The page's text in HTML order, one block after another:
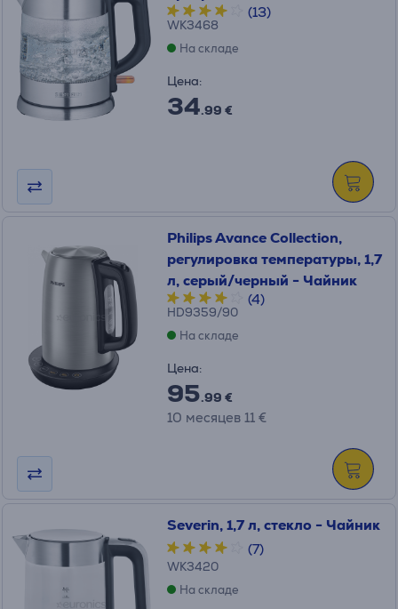
(13)
WK3468
На складе
Цена:
34.99 €
Philips Avance Collection,
pегулировка температуры, 1,7
л, серый/черный - Чайник
(4)
HD9359/90
На складе
Цена:
95.99 €
10 месяцев 11 €
Severin, 1,7 л, стекло - Чайник
(7)
WK3420
На складе